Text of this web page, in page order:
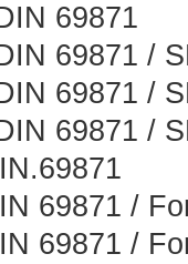
69871
69871 /
69871 /
69871 /
69871 /
69871 /